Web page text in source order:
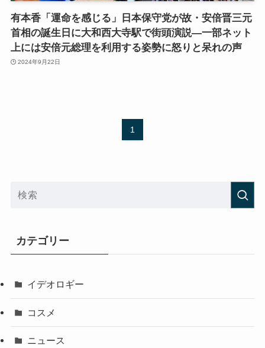
有本香「運命を感じる」日本保守党が故・安倍晋三元
首相の誕生日に大和西大寺駅で街頭演説―一部ネット
上には安倍元総理を利用する姿勢に怒りと呆れの声
2024年9月22日
1
カテゴリー
イデオロギー
コスメ
ニュース